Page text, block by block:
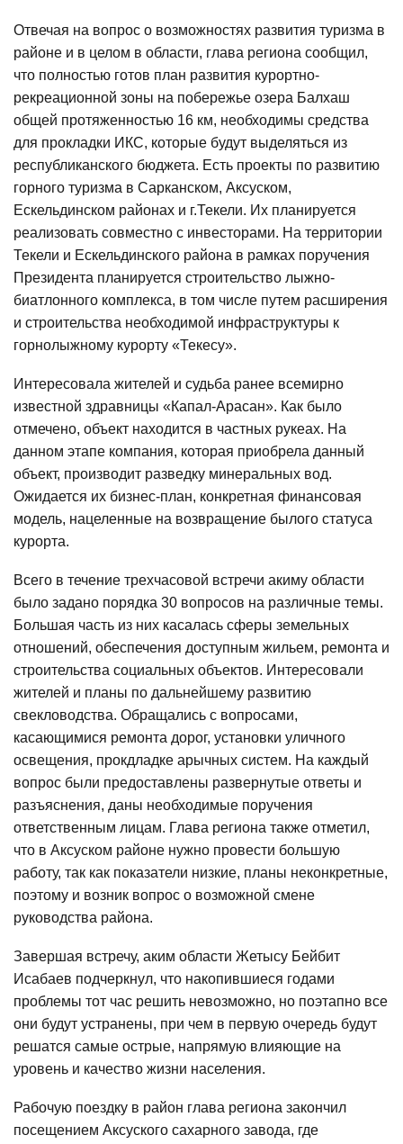
Отвечая на вопрос о возможностях развития туризма в
районе и в целом в области, глава региона сообщил,
что полностью готов план развития курортно-
рекреационной зоны на побережье озера Балхаш
общей протяженностью 16 км, необходимы средства
для прокладки ИКС, которые будут выделяться из
республиканского бюджета. Есть проекты по развитию
горного туризма в Сарканском, Аксуском,
Ескельдинском районах и г.Текели. Их планируется
реализовать совместно с инвесторами. На территории
Текели и Ескельдинского района в рамках поручения
Президента планируется строительство лыжно-
биатлонного комплекса, в том числе путем расширения
и строительства необходимой инфраструктуры к
горнолыжному курорту «Текесу».
Интересовала жителей и судьба ранее всемирно
известной здравницы «Капал-Арасан». Как было
отмечено, объект находится в частных рукеах. На
данном этапе компания, которая приобрела данный
объект, производит разведку минеральных вод.
Ожидается их бизнес-план, конкретная финансовая
модель, нацеленные на возвращение былого статуса
курорта.
Всего в течение трехчасовой встречи акиму области
было задано порядка 30 вопросов на различные темы.
Большая часть из них касалась сферы земельных
отношений, обеспечения доступным жильем, ремонта и
строительства социальных объектов. Интересовали
жителей и планы по дальнейшему развитию
свекловодства. Обращались с вопросами,
касающимися ремонта дорог, установки уличного
освещения, прокдладке арычных систем. На каждый
вопрос были предоставлены развернутые ответы и
разъяснения, даны необходимые поручения
ответственным лицам. Глава региона также отметил,
что в Аксуском районе нужно провести большую
работу, так как показатели низкие, планы неконкретные,
поэтому и возник вопрос о возможной смене
руководства района.
Завершая встречу, аким области Жетысу Бейбит
Исабаев подчеркнул, что накопившиеся годами
проблемы тот час решить невозможно, но поэтапно все
они будут устранены, при чем в первую очередь будут
решатся самые острые, напрямую влияющие на
уровень и качество жизни населения.
Рабочую поездку в район глава региона закончил
посещением Аксуского сахарного завода, где